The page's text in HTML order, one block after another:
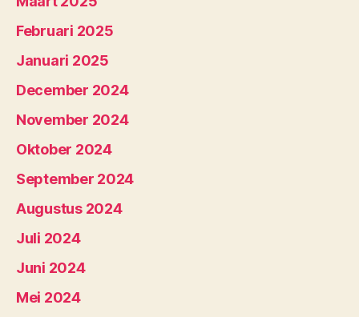
Februari 2025
Januari 2025
December 2024
November 2024
Oktober 2024
September 2024
Augustus 2024
Juli 2024
Juni 2024
Mei 2024